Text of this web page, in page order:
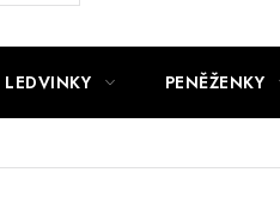
LEDVINKY PENĚŽENKY